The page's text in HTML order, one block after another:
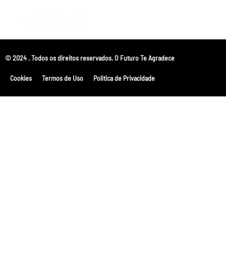
© 2024 . Todos os direitos reservados. O Futuro Te Agradece
Cookies Termos de Uso Política de Privacidade